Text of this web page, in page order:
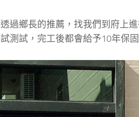
過鄉長的推薦，找我們到府上
測試，完工後都會給予10年保